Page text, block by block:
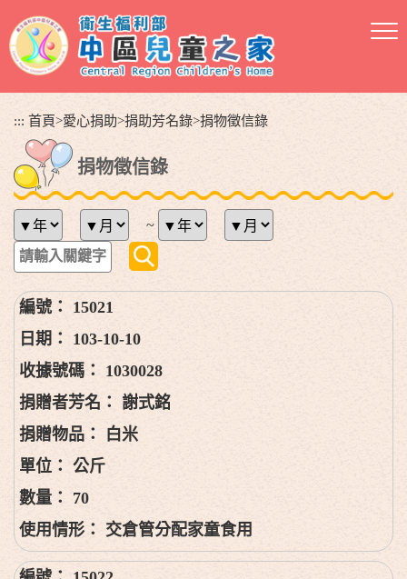
到
主
::: 首頁>愛心捐助>捐助芳名錄>捐物徵信錄
捐物徵信錄
~
15021
103-10-10
1030028
謝式銘
白米
公斤
70
交倉管分配家童食用